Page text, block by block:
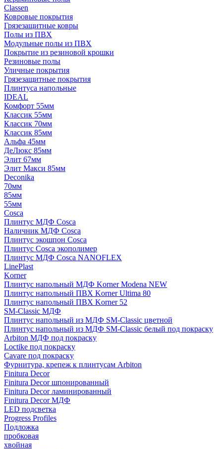
Classen
Ковровые покрытия
Грязезащитные ковры
Полы из ПВХ
Модульные полы из ПВХ
Покрытие из резиновой крошки
Резиновые полы
Уличные покрытия
Грязезащитные покрытия
Плинтуса напольные
IDEAL
Комфорт 55мм
Классик 55мм
Классик 70мм
Классик 85мм
Альфа 45мм
ДеЛюкс 85мм
Элит 67мм
Элит Макси 85мм
Deconika
70мм
85мм
55мм
Cosca
Плинтус МДФ Cosca
Наличник МДФ Cosca
Плинтус экошпон Cosca
Плинтус Cosca экополимер
Плинтус МДФ Cosca NANOFLEX
LinePlast
Korner
Плинтус напольный МДФ Korner Modena NEW
Плинтус напольный ПВХ Korner Ultima 80
Плинтус напольный ПВХ Korner 52
SM-Classic МДФ
Плинтус напольный из МДФ SM-Classic цветной
Плинтус напольный из МДФ SM-Classic белый под покраску
Arbiton МДФ под покраску
Loctike под покраску
Cavare под покраску
Фурнитура, крепеж к плинтусам Arbiton
Finitura Decor
Finitura Decor шпонированный
Finitura Decor ламинированный
Finitura Decor МДФ
LED подсветка
Progress Profiles
Подложка
пробковая
хвойная